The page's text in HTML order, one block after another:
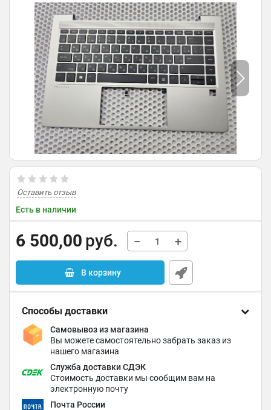
Оставить отзыв
Есть в наличии
6 500,00 руб. − +
В корзину
Способы доставки
Самовывоз из магазина
Вы можете самостоятельно забрать заказ из
нашего магазина
Служба доставки СДЭК
Стоимость доставки мы сообщим вам на
электронную почту
Почта России